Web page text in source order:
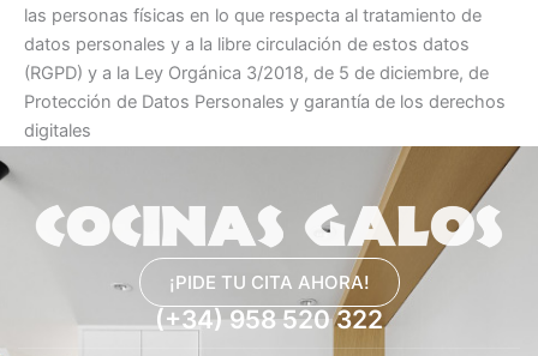
las personas físicas en lo que respecta al tratamiento de
datos personales y a la libre circulación de estos datos
(RGPD) y a la Ley Orgánica 3/2018, de 5 de diciembre, de
Protección de Datos Personales y garantía de los derechos
digitales
¡PIDE TU CITA AHORA!
(+34) 958 520 322